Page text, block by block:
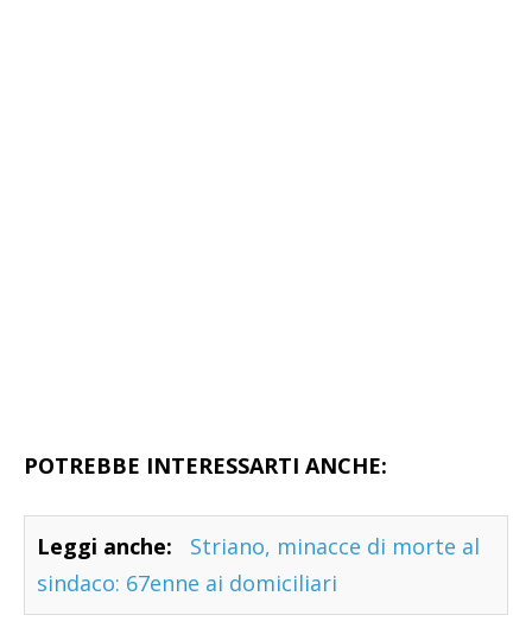
POTREBBE INTERESSARTI ANCHE:
Leggi anche:
Striano, minacce di morte al
sindaco: 67enne ai domiciliari